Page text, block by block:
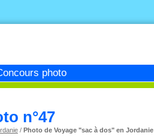
photo
n°47
/ Photo de Voyage "sac à dos" en Jordanie